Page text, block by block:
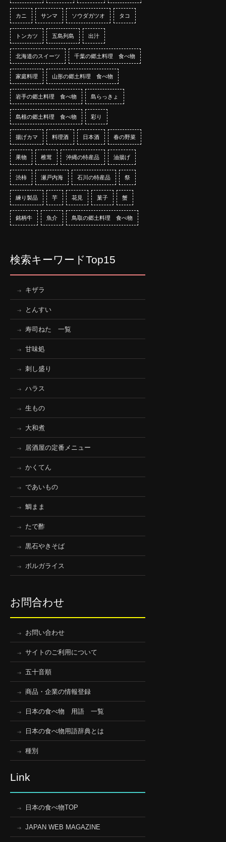
カニ サンマ ソウダガツオ タコ
トンカツ 五島列島 出汁
北海道のスイーツ 千葉の郷土料理 食べ物
家庭料理 山形の郷土料理 食べ物
岩手の郷土料理 食べ物 島らっきょ
島根の郷土料理 食べ物 彩り
揚げカマ 料理酒 日本酒 春の野菜
果物 椎茸 沖縄の特産品 油揚げ
渋柿 瀬戸内海 石川の特産品 祭
練り製品 芋 花見 菓子 蟹
銘柄牛 魚介 鳥取の郷土料理 食べ物
検索キーワードTop15
キザラ
とんすい
寿司ねた 一覧
甘味処
刺し盛り
ハラス
生もの
大和煮
居酒屋の定番メニュー
かくてん
であいもの
鯛まま
たで酢
黒石やきそば
ボルガライス
お問合わせ
お問い合わせ
サイトのご利用について
五十音順
商品・企業の情報登録
日本の食べ物 用語 一覧
日本の食べ物用語辞典とは
種別
Link
日本の食べ物TOP
JAPAN WEB MAGAZINE